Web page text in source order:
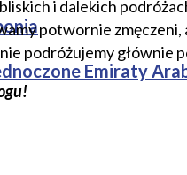
Emiraty
i dalekich
potwornie
podróżujemy głównie